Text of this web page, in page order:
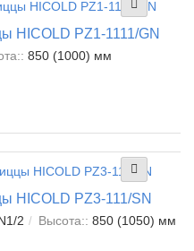
HICOLD PZ1-1111/GN
850 (1000) мм
HICOLD PZ3-111/SN
2 Высота:: 850 (1050) мм